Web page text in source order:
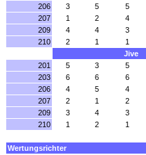
206
3 5 5
207
1 2 4
209
4 4 3
210
2 1 1
Jive
201
5 3 5
203
6 6 6
206
4 5 4
207
2 1 2
209
3 4 3
210
1 2 1
Wertungsrichter